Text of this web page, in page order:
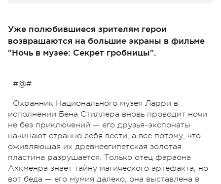
Уже полюбившиеся зрителям герои
возвращаются на большие экраны в фильме
"Ночь в музее: Cекрет гробницы".
#@#
Охранник Национального музея Ларри в
исполнении Бена Стиллера вновь проводит ночи
не без приключений — его друзья-экспонаты
начинают странно себя вести, а всё потому, что
оживляющая их древнеегипетская золотая
пластина разрушается. Только отец фараона
Ахкменра знает тайну магического артефакта, но
вот беда — его мумия далеко, она выставлена в